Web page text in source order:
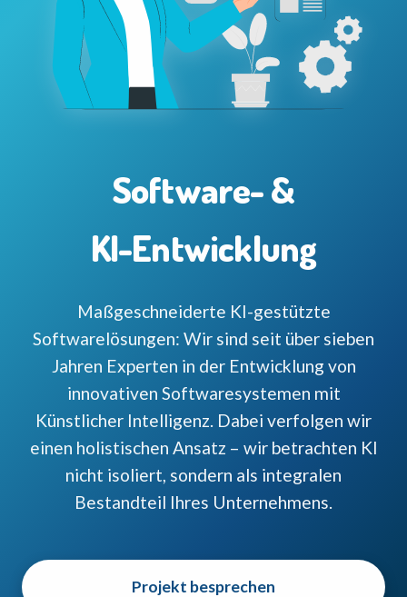
Software- &
KI-Entwicklung
Maßgeschneiderte KI-gestützte
Softwarelösungen: Wir sind seit über sieben
Jahren Experten in der Entwicklung von
innovativen Softwaresystemen mit
Künstlicher Intelligenz. Dabei verfolgen wir
einen holistischen Ansatz – wir betrachten KI
nicht isoliert, sondern als integralen
Bestandteil Ihres Unternehmens.
Projekt besprechen